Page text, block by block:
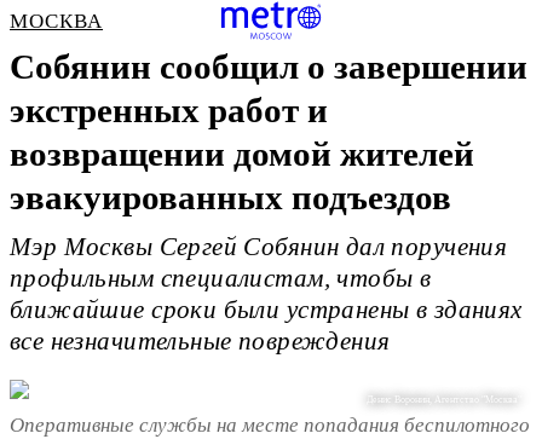
МОСКВА
Собянин сообщил о завершении
экстренных работ и
возвращении домой жителей
эвакуированных подъездов
Мэр Москвы Сергей Собянин дал поручения
профильным специалистам, чтобы в
ближайшие сроки были устранены в зданиях
все незначительные повреждения
Денис Воронин, Агентство "Москва"
Оперативные службы на месте попадания беспилотного